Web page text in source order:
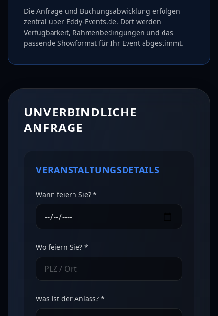
Die Anfrage und Buchungsabwicklung erfolgen
zentral über Eddy-Events.de. Dort werden
Verfügbarkeit, Rahmenbedingungen und das
passende Showformat für Ihr Event abgestimmt.
UNVERBINDLICHE
ANFRAGE
VERANSTALTUNGSDETAILS
Wann feiern Sie? *
Wo feiern Sie? *
Was ist der Anlass? *